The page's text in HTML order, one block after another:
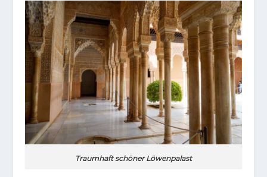
Traumhaft schöner Löwenpalast